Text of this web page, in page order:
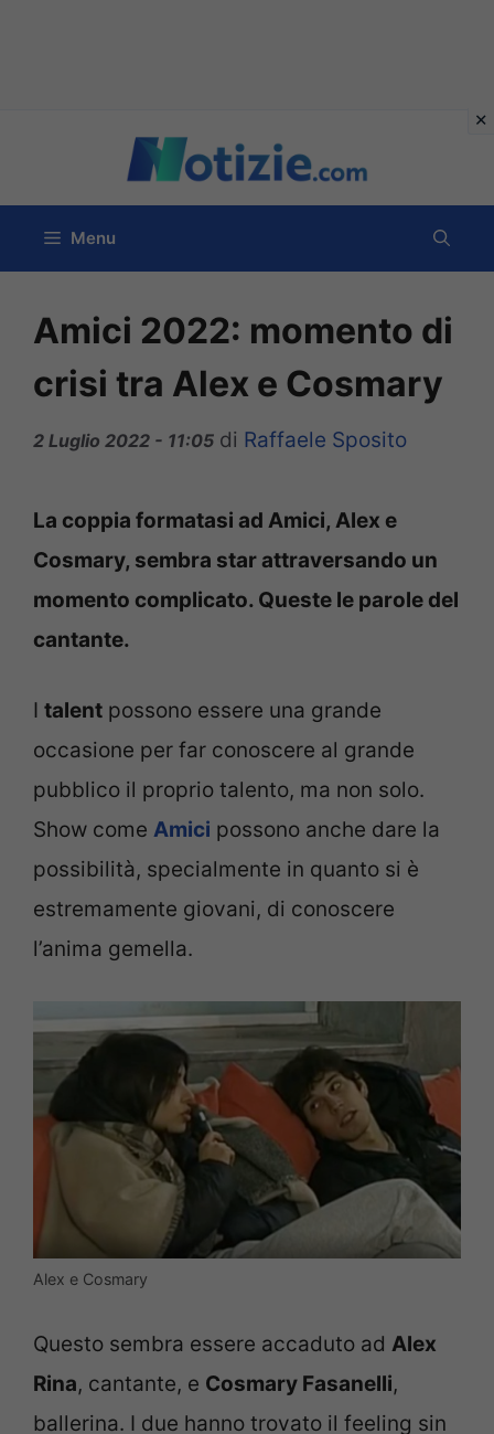
contenuto
Menu
Amici 2022: momento di
crisi tra Alex e Cosmary
2 Luglio 2022 - 11:05 di Raffaele Sposito
La coppia formatasi ad Amici, Alex e
Cosmary, sembra star attraversando un
momento complicato. Queste le parole del
cantante.
I talent possono essere una grande
occasione per far conoscere al grande
pubblico il proprio talento, ma non solo.
Show come Amici possono anche dare la
possibilità, specialmente in quanto si è
estremamente giovani, di conoscere
l’anima gemella.
Alex e Cosmary
Questo sembra essere accaduto ad Alex
Rina, cantante, e Cosmary Fasanelli,
ballerina. I due hanno trovato il feeling sin